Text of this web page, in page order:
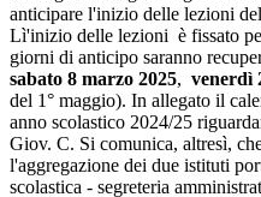
anticipare l'inizio delle lezioni
Lì'inizio delle lezioni è fissato
giorni di anticipo saranno
sabato 8 marzo 2025, venerdì
del 1° maggio). In allegato il
anno scolastico 2024/25
Giov. C. Si comunica, altresì,
l'aggregazione dei due istituti
scolastica - segreteria